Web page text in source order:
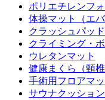
ポリエチレンフ
体操マット（エ
クラッシュパッ
クライミング・
ウレタンマット
健康まくら（頸椎
手術用フロアマッ
サウナクッショ